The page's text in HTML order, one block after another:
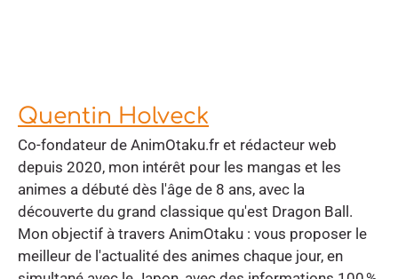
Quentin Holveck
Co-fondateur de AnimOtaku.fr et rédacteur web
depuis 2020, mon intérêt pour les mangas et les
animes a débuté dès l'âge de 8 ans, avec la
découverte du grand classique qu'est Dragon Ball.
Mon objectif à travers AnimOtaku : vous proposer le
meilleur de l'actualité des animes chaque jour, en